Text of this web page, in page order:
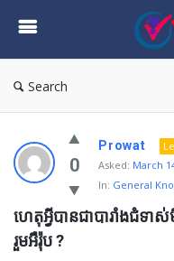
Search
0
Prowat
Asked: March
In: General
ហេតុអ្វីបានជាបារាំងជំទា
រួមអឺរ៉ុប ?